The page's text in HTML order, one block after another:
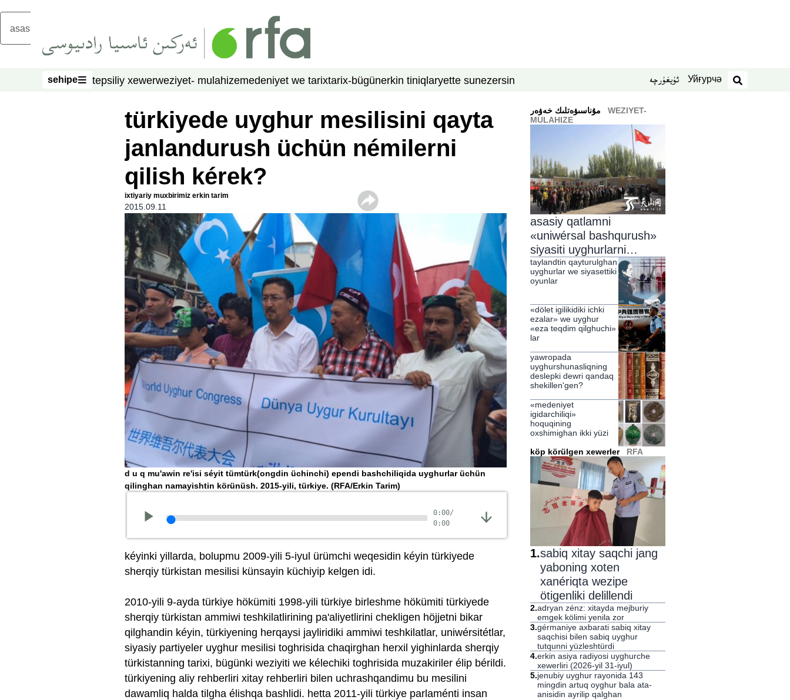
asasliq mezmungha atlang
sehipe
sehipe tepsiliy xewerweziyet- mulahizemedeniyet we tarixtarix-bügünerkin tiniqlaryette sunezersin ئۇيغۇرچە Уйғурчә
izdesh
türkiyede uyghur mesilisini qayta
janlandurush üchün némilerni
qilish kérek?
ixtiyariy muxbirimiz erkin tarim
2015.09.11
d u q mu'awin re'isi séyit tümtürk(ongdin üchinchi) ependi bashchiliqida uyghurlar üchün
qilinghan namayishtin körünüsh. 2015-yili, türkiye. (RFA/Erkin Tarim)
0:00/
0:00
kéyinki yillarda, bolupmu 2009-yili 5-iyul ürümchi weqesidin kéyin türkiyede
sherqiy türkistan mesilisi künsayin küchiyip kelgen idi.
2010-yili 9-ayda türkiye hökümiti 1998-yili türkiye birleshme hökümiti türkiyede
sherqiy türkistan ammiwi teshkilatlirining pa'aliyetlirini chekligen höjjetni bikar
qilghandin kéyin, türkiyening herqaysi jayliridiki ammiwi teshkilatlar, uniwérsitétlar,
siyasiy partiyeler uyghur mesilisi toghrisida chaqirghan herxil yighinlarda sherqiy
türkistanning tarixi, bügünki weziyiti we kélechiki toghrisida muzakiriler élip bérildi.
türkiyening aliy rehberliri xitay rehberliri bilen uchrashqandimu bu mesilini
dawamliq halda tilgha élishqa bashlidi. hetta 2011-yili türkiye parlaménti insan
WEZIYET-
MULAHIZE
asasiy qatlamni
«uniwérsal bashqurush»
siyasiti uyghurlarni
mewhum qepeske
qamashtin bashqa nerse
taylandtin qayturulghan
uyghurlar we siyasettiki
oyunlar
«dölet igilikidiki ichki
ezalar» we uyghur
«eza teqdim qilghuchi»
lar
yawropada
uyghurshunasliqning
deslepki dewri qandaq
shekillen'gen?
«medeniyet
igidarchiliqi»
hoquqining
oxshimighan ikki yüzi
köp körülgen xewerler
RFA
1.sabiq xitay saqchi jang
yaboning xoten
xanériqta wezipe
ötigenliki delillendi
2.adryan zénz: xitayda mejburiy
emgek kölimi yenila zor
3.gérmaniye axbarati sabiq xitay
saqchisi bilen sabiq uyghur
tutqunni yüzleshtürdi
4.erkin asiya radiyosi uyghurche
xewerliri (2026-yil 31-iyul)
5.jenubiy uyghur rayonida 143
mingdin artuq oyghur bala ata-
anisidin ayrilip qalghan